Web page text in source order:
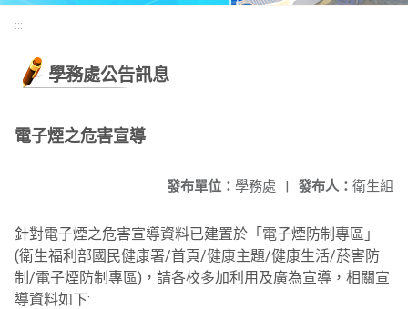
:::
學務處公告訊息
電子煙之危害宣導
發布人： 衛生組
發布單位： 學務處 |
針對電子煙之危害宣導資料已建置於「電子煙防制專區」
(衛生福利部國民健康署/首頁/健康主題/健康生活/菸害防
制/電子煙防制專區)，請各校多加利用及廣為宣導，相關宣
導資料如下: